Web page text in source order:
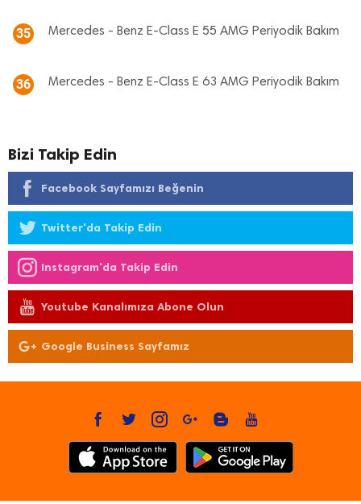
35 Mercedes - Benz E-Class E 55 AMG Periyodik Bakım
36 Mercedes - Benz E-Class E 63 AMG Periyodik Bakım
Bizi Takip Edin
Facebook Sayfamızı Beğenin
Twitter'da Takip Edin
Instagram'da Takip Edin
Youtube Kanalımıza Abone Olun
Google Business Sayfamız